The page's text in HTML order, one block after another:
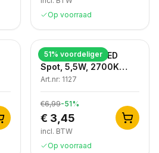
Op voorraad
51% voordeliger
Dimbare GU10 LED
Spot, 5,5W, 2700K
Warm Wit, IP20
Art.nr: 1127
€6,99-51%
€ 3,45
incl. BTW
Op voorraad